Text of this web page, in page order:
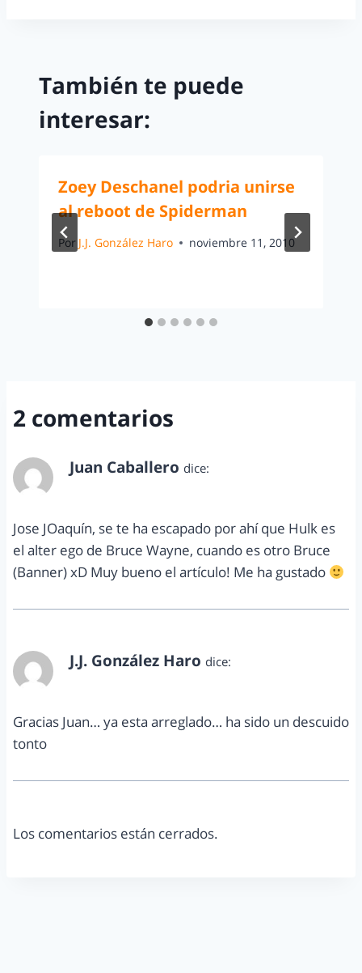
También te puede
interesar:
Zoey Deschanel podria unirse
al reboot de Spiderman
Por J.J. González Haro noviembre 11, 2010
2 comentarios
Juan Caballero dice:
Jose JOaquín, se te ha escapado por ahí que Hulk es
el alter ego de Bruce Wayne, cuando es otro Bruce
(Banner) xD Muy bueno el artículo! Me ha gustado
J.J. González Haro dice:
Gracias Juan… ya esta arreglado… ha sido un descuido
tonto
Los comentarios están cerrados.